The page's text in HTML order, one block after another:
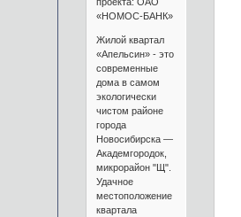
«НОМОС-БАНК»
Жилой квартал
«Апельсин» - это
современные
дома в самом
экологически
чистом районе
города
Новосибирска —
Академгородок,
микрорайон "Щ".
Удачное
местоположение
квартала